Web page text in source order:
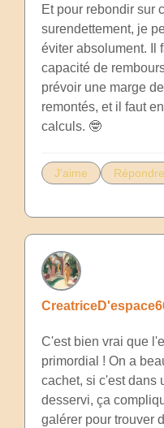
Et pour rebondir sur
surendettement, je
éviter absolument. Il
capacité de
prévoir une marge
remontés, et il faut
calculs. 🤓
J'aime Répondre
C'est bien vrai que
primordial ! On a
cachet, si c'est dans
desservi, ça
galérer pour trouver